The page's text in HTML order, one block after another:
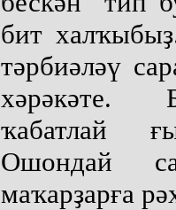
бит
тәрбиәләү
хәрәкәте.
ҡабатлай
Ошондай
маҡарҙарға